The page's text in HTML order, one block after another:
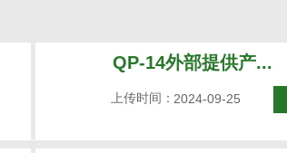
QP-14外部提供产...
2024-09-25
上传时间：